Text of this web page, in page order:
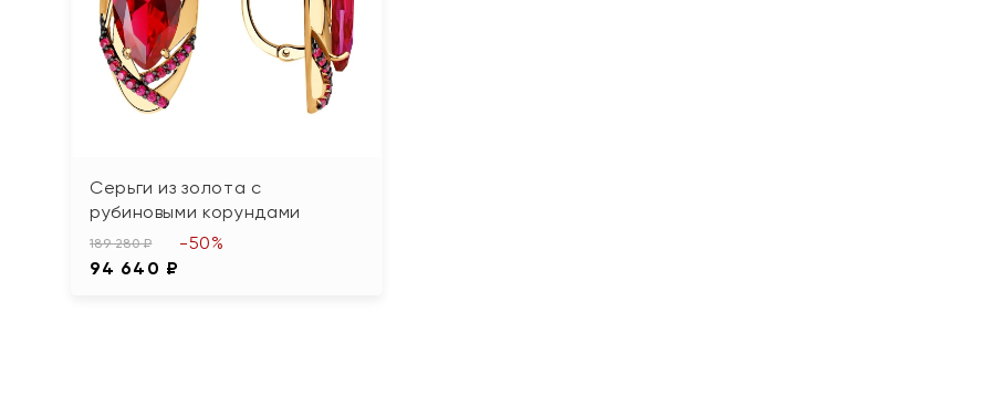
Серьги из золота с
рубиновыми корундами
189 280 ₽
94 640 ₽
-50%